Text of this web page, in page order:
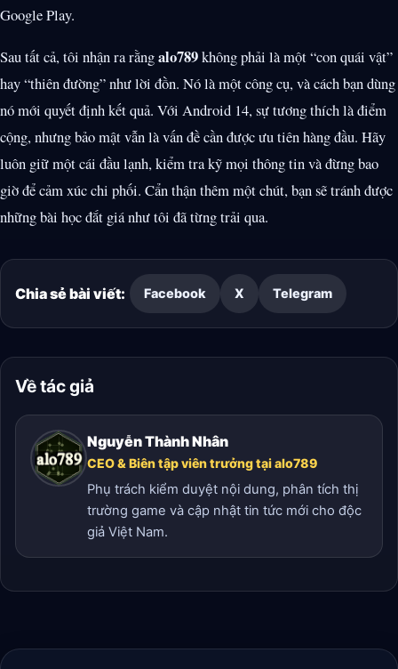
Google Play.
Sau tất cả, tôi nhận ra rằngalo789không phải là một “con quái vật”
hay “thiên đường” như lời đồn. Nó là một công cụ, và cách bạn dùng
nó mới quyết định kết quả. Với Android 14, sự tương thích là điểm
cộng, nhưng bảo mật vẫn là vấn đề cần được ưu tiên hàng đầu. Hãy
luôn giữ một cái đầu lạnh, kiểm tra kỹ mọi thông tin và đừng bao
giờ để cảm xúc chi phối. Cẩn thận thêm một chút, bạn sẽ tránh được
những bài học đắt giá như tôi đã từng trải qua.
Chia sẻ bài viết: Facebook X Telegram
Về tác giả
Nguyễn Thành Nhân
CEO & Biên tập viên trưởng tại alo789
Phụ trách kiểm duyệt nội dung, phân tích thị
trường game và cập nhật tin tức mới cho độc
giả Việt Nam.